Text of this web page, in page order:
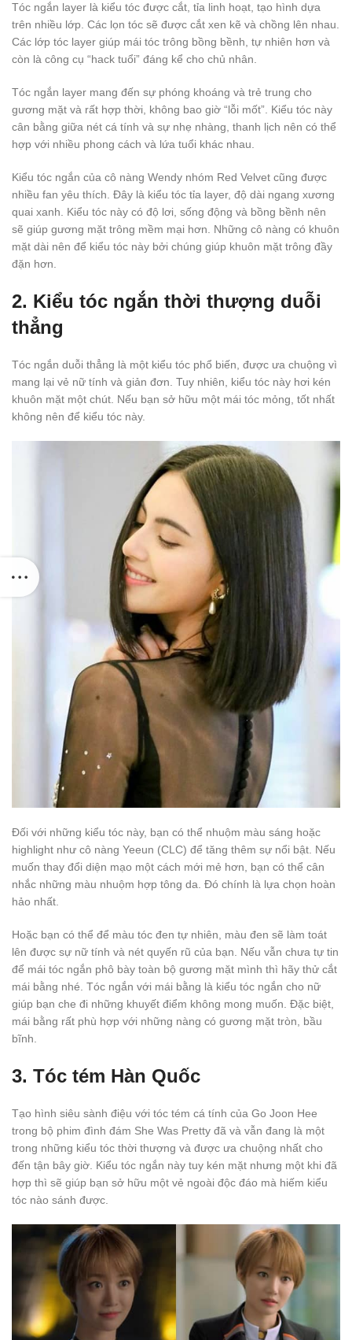
Tóc ngắn layer là kiểu tóc được cắt, tỉa linh hoạt, tạo hình dựa
trên nhiều lớp. Các lọn tóc sẽ được cắt xen kẽ và chồng lên nhau.
Các lớp tóc layer giúp mái tóc trông bồng bềnh, tự nhiên hơn và
còn là công cụ “hack tuổi” đáng kể cho chủ nhân.
Tóc ngắn layer mang đến sự phóng khoáng và trẻ trung cho
gương mặt và rất hợp thời, không bao giờ “lỗi mốt”. Kiểu tóc này
cân bằng giữa nét cá tính và sự nhẹ nhàng, thanh lịch nên có thể
hợp với nhiều phong cách và lứa tuổi khác nhau.
Kiểu tóc ngắn của cô nàng Wendy nhóm Red Velvet cũng được
nhiều fan yêu thích. Đây là kiểu tóc tỉa layer, độ dài ngang xương
quai xanh. Kiểu tóc này có độ lơi, sống động và bồng bềnh nên
sẽ giúp gương mặt trông mềm mại hơn. Những cô nàng có khuôn
mặt dài nên để kiểu tóc này bởi chúng giúp khuôn mặt trông đầy
đặn hơn.
2. Kiểu tóc ngắn thời thượng duỗi
thẳng
Tóc ngắn duỗi thẳng là một kiểu tóc phổ biến, được ưa chuộng vì
mang lại vẻ nữ tính và giản đơn. Tuy nhiên, kiểu tóc này hơi kén
khuôn mặt một chút. Nếu bạn sở hữu một mái tóc mỏng, tốt nhất
không nên để kiểu tóc này.
Đối với những kiểu tóc này, bạn có thể nhuộm màu sáng hoặc
highlight như cô nàng Yeeun (CLC) để tăng thêm sự nổi bật. Nếu
muốn thay đổi diện mạo một cách mới mẻ hơn, bạn có thể cân
nhắc những màu nhuộm hợp tông da. Đó chính là lựa chọn hoàn
hảo nhất.
Hoặc bạn có thể để màu tóc đen tự nhiên, màu đen sẽ làm toát
lên được sự nữ tính và nét quyến rũ của bạn. Nếu vẫn chưa tự tin
để mái tóc ngắn phô bày toàn bộ gương mặt mình thì hãy thử cắt
mái bằng nhé. Tóc ngắn với mái bằng là kiểu tóc ngắn cho nữ
giúp bạn che đi những khuyết điểm không mong muốn. Đặc biệt,
mái bằng rất phù hợp với những nàng có gương mặt tròn, bầu
bĩnh.
3. Tóc tém Hàn Quốc
Tạo hình siêu sành điệu với tóc tém cá tính của Go Joon Hee
trong bộ phim đình đám She Was Pretty đã và vẫn đang là một
trong những kiểu tóc thời thượng và được ưa chuộng nhất cho
đến tận bây giờ. Kiểu tóc ngắn này tuy kén mặt nhưng một khi đã
hợp thì sẽ giúp bạn sở hữu một vẻ ngoài độc đáo mà hiếm kiểu
tóc nào sánh được.